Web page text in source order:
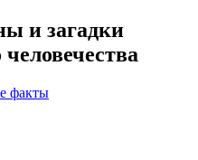
и загадки
факты